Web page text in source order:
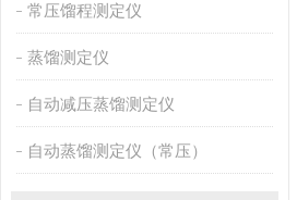
常压馏程测定仪
蒸馏测定仪
自动减压蒸馏测定仪
自动蒸馏测定仪（常压）